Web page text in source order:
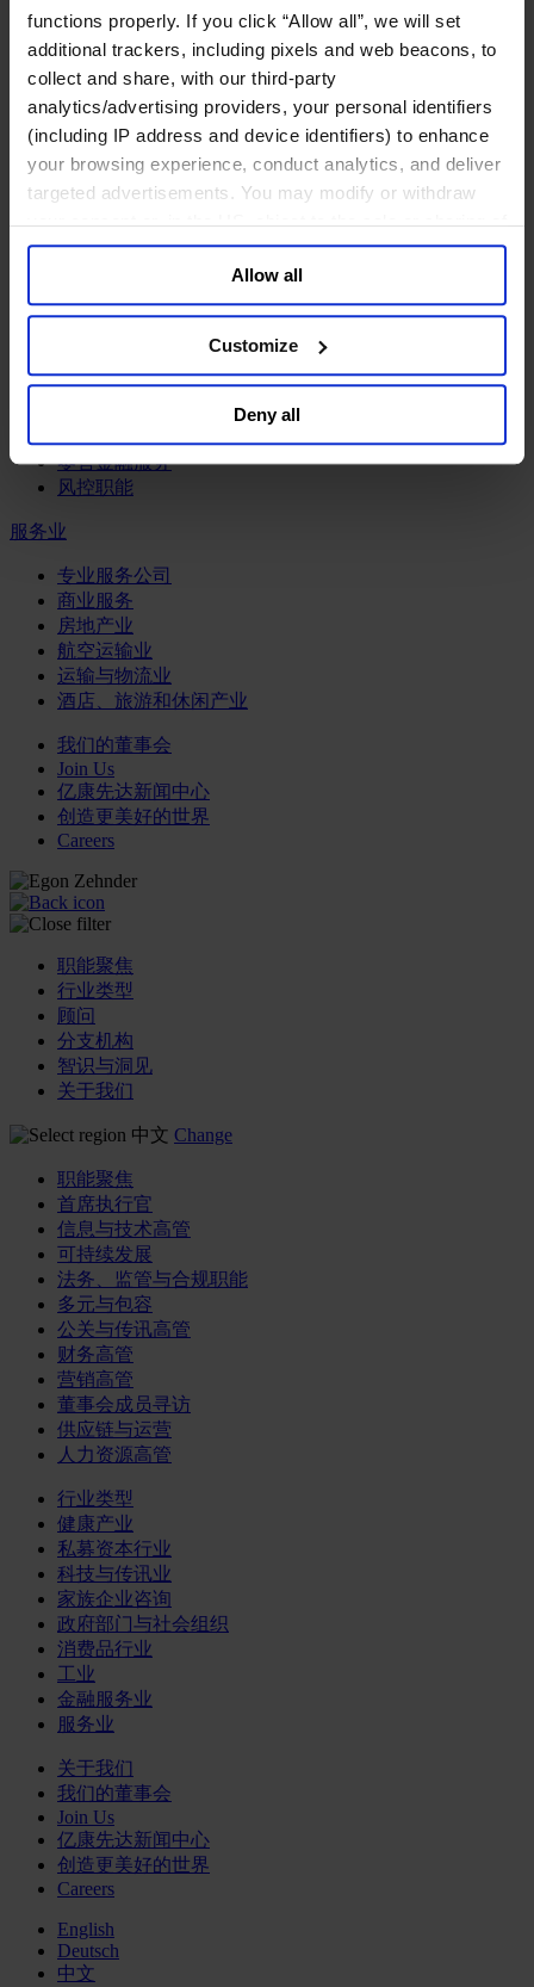
functions properly. If you click “Allow all”, we will set
additional trackers, including pixels and web beacons, to
collect and share, with our third-party
analytics/advertising providers, your personal identifiers
(including IP address and device identifiers) to enhance
your browsing experience, conduct analytics, and deliver
targeted advertisements. You may modify or withdraw
your consent or, in the US, object to the sale or sharing of
your data for targeted advertising, by clicking “Do Not
Sell or Share My Personal Information” in the footer of
the website. You must opt-out of each device and each
browser. For additional information and retention terms
general collection and use of personal information see
Allow all
Customize
Deny all
化工与过程工业咨询团队
机械与工业技术
汽车与交通设备
能源业
金属与矿业
金融服务业
投资银行、企业银行与金融市场
数字化资产、加密货币与Web 3行业
财富管理
零售金融服务
风控职能
服务业
专业服务公司
商业服务
房地产业
航空运输业
运输与物流业
酒店、旅游和休闲产业
我们的董事会
Join Us
亿康先达新闻中心
创造更美好的世界
Careers
职能聚焦
行业类型
顾问
分支机构
智识与洞见
关于我们
中文 Change
职能聚焦
首席执行官
信息与技术高管
可持续发展
法务、监管与合规职能
多元与包容
公关与传讯高管
财务高管
营销高管
董事会成员寻访
供应链与运营
人力资源高管
行业类型
健康产业
私募资本行业
科技与传讯业
家族企业咨询
政府部门与社会组织
消费品行业
工业
金融服务业
服务业
关于我们
我们的董事会
Join Us
亿康先达新闻中心
创造更美好的世界
Careers
English
Deutsch
中文